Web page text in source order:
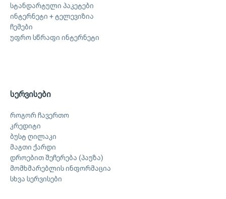
სტანდარტული პაკეტები
ინტერნეტი + ტელევიზია
ჩემები
უფრო სწრაფი ინტერნეტი
სერვისები
როგორ ჩავერთო
კრედიტი
ბუსტ ღილაკი
მაგთი ქარდი
დროებით შეჩერება (პაუზა)
მომხმარებლის ინფორმაცია
სხვა სერვისები